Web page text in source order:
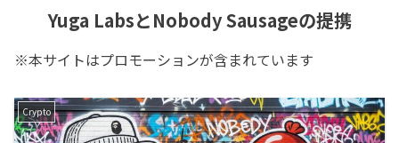
Yuga LabsとNobody Sausageの提携
※本サイトはプロモーションが含まれています
Crypto